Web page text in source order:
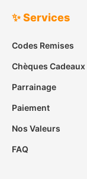
✨ Services
Codes Remises
Chèques Cadeaux
Parrainage
Paiement
Nos Valeurs
FAQ